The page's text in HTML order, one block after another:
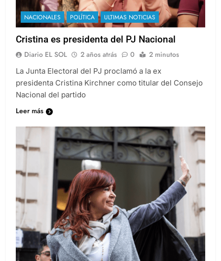
NACIONALES POLÍTICA ULTIMAS NOTICIAS
Cristina es presidenta del PJ Nacional
Diario EL SOL 2 años atrás 0 2 minutos
La Junta Electoral del PJ proclamó a la ex
presidenta Cristina Kirchner como titular del Consejo
Nacional del partido
Leer más